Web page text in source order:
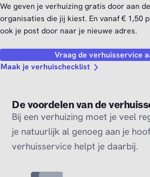
We geven je verhuizing gratis door aan
organisaties die jij kiest. En vanaf € 1,50
ook je post door naar je nieuwe adres.
Vraag de verhuisservice
Maak je verhuischecklist
De voordelen van de
Bij een verhuizing moet je veel
je natuurlijk al genoeg aan je
verhuisservice helpt je daarbij.